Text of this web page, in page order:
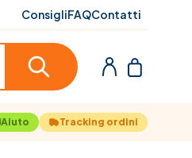
ConsigliFAQContatti
Aiuto Tracking ordini